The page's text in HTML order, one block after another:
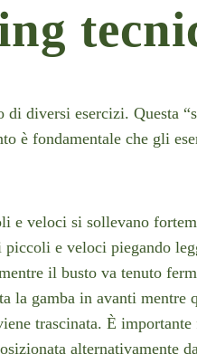
diversi esercizi.
è fondamentale che gli
e veloci si sollevano
e veloci piegando
il busto va tenuto
la gamba in avanti mentre
trascinata. È
alternativamente